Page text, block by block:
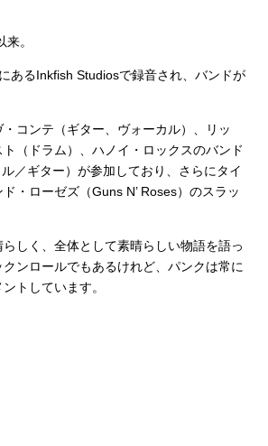
。
あるInkfish Studiosで録音され、バンドが
コンテ（ギター、ヴォーカル）、リッ
（ドラム）、ハノイ・ロックスのバンド
／ギター）が参加しており、さらにタイ
・ローゼズ（Guns N’ Roses）のスラッ
しく、全体として素晴らしい物語を語っ
ンロールでもあるけれど、パンクは常に
トしています。